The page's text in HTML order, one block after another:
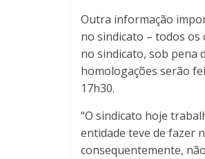
Outra informação
no sindicato – todos os
no sindicato, sob pena
homologações serão
17h30.
“O sindicato hoje
entidade teve de fazer
consequentemente,